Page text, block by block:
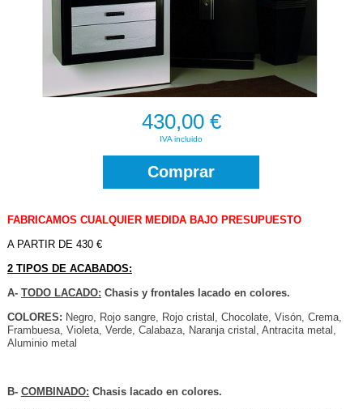
430,00 €
IVA incluido
Comprar
FABRICAMOS CUALQUIER MEDIDA BAJO PRESUPUESTO
A PARTIR DE 430 €
2 TIPOS DE ACABADOS:
A- TODO LACADO: Chasis y frontales lacado en colores.
COLORES: Negro, Rojo sangre, Rojo cristal, Chocolate, Visón, Crema,
Frambuesa, Violeta, Verde, Calabaza, Naranja cristal, Antracita metal,
Aluminio metal
B- COMBINADO: Chasis lacado en colores.